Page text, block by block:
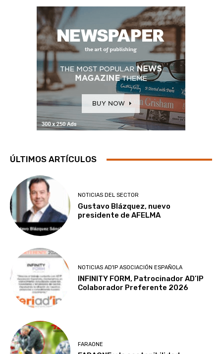
ÚLTIMOS ARTÍCULOS
NOTICIAS DEL SECTOR
Gustavo Blázquez, nuevo
presidente de AFELMA
NOTICIAS AD'IP ASOCIACIÓN ESPAÑOLA
INFINITY FORM, Patrocinador AD’IP
Colaborador Preferente 2026
FARAONE